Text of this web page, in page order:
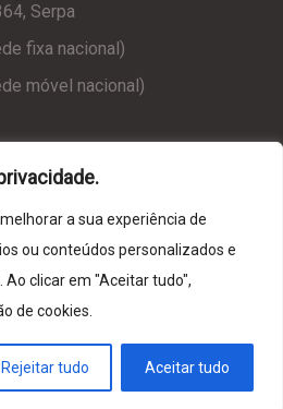
a sua experiência de
ou conteúdos personalizados e
clicar em "Aceitar tudo",
de cookies.
Rejeitar tudo Aceitar tudo
Serpa
fixa nacional)
móvel nacional)
Privacidade
de Serpa, desenvolvido por